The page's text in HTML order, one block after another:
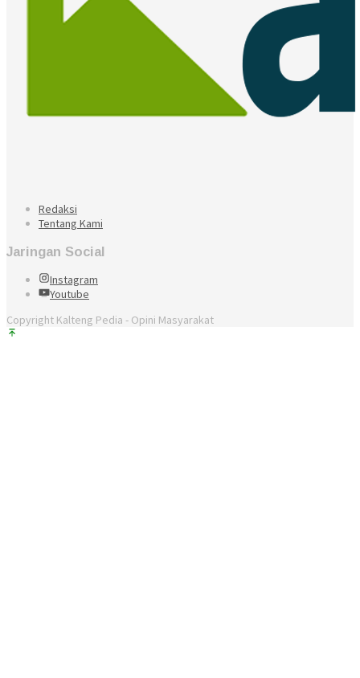
Redaksi
Tentang Kami
Jaringan Social
Instagram
Youtube
Copyright Kalteng Pedia - Opini Masyarakat